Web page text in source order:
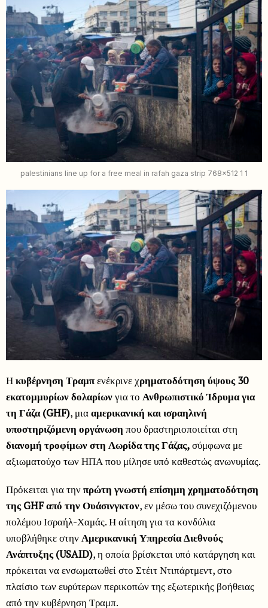
palestinians line up for a free meal in rafah gaza strip 768x512 1 1
Ηκυβέρνηση Τραμπενέκρινε χρηματοδότηση ύψους 30
εκατομμυρίων δολαρίωνγια το Ανθρωπιστικό Ίδρυμα για
τη Γάζα (GHF), μιααμερικανική και ισραηλινή
υποστηριζόμενη οργάνωση που δραστηριοποιείται στη
διανομή τροφίμων στη Λωρίδα της Γάζας,σύμφωνα με
αξιωματούχο των ΗΠΑ που μίλησε υπό καθεστώς ανωνυμίας.
Πρόκειται για τηνπρώτη γνωστή επίσημη χρηματοδότηση
της GHF από την Ουάσινγκτον, εν μέσω του συνεχιζόμενου
πολέμου Ισραήλ-Χαμάς. Η αίτηση για τα κονδύλια
υποβλήθηκε στηνΑμερικανική Υπηρεσία Διεθνούς
Ανάπτυξης (USAID), η οποία βρίσκεται υπό κατάργηση και
πρόκειται να ενσωματωθεί στο Στέιτ Ντιπάρτμεντ, στο
πλαίσιο των ευρύτερων περικοπών της εξωτερικής βοήθειας
από την κυβέρνηση Τραμπ.